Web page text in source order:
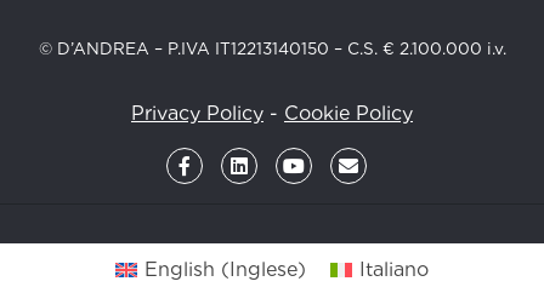
© D’ANDREA – P.IVA IT12213140150 – C.S. € 2.100.000 i.v.
Privacy Policy - Cookie Policy
English (Inglese) Italiano